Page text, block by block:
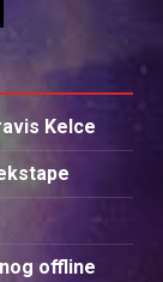
Kelce
offline